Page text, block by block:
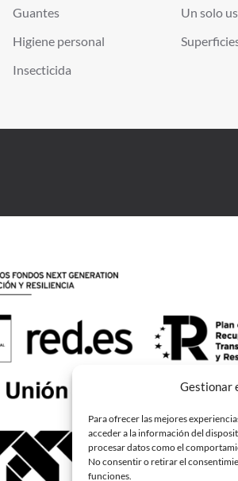
Gestionar
Para ofrecer las mejores
acceder a la información del
procesar datos como el
No consentir o retirar el
funciones.
Guantes
Higiene personal
Insecticida
Un solo